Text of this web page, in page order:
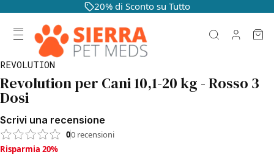
20% di Sconto su Tutto
REVOLUTION
Revolution per Cani 10,1-20 kg - Rosso 3
Dosi
Scrivi una recensione
00 recensioni
Risparmia 20%, $51.62
Risparmia 20%